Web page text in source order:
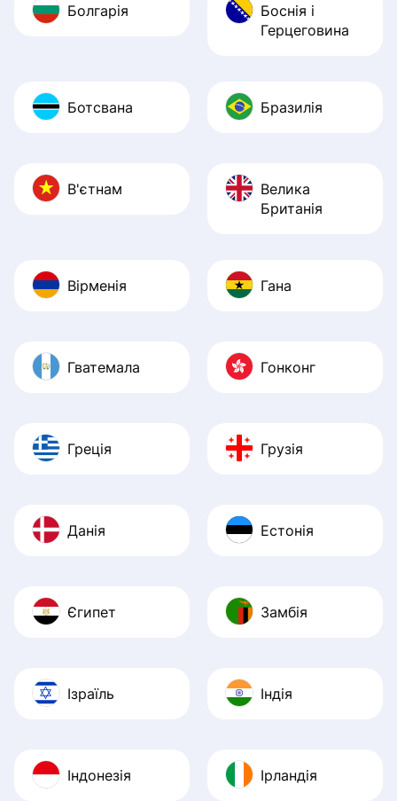
Болгарія
Боснія і
Герцеговина
Ботсвана Бразилія
В'єтнам
Велика
Британія
Вірменія Гана
Гватемала Гонконг
Греція Грузія
Данія Естонія
Єгипет Замбія
Ізраїль Індія
Індонезія Ірландія